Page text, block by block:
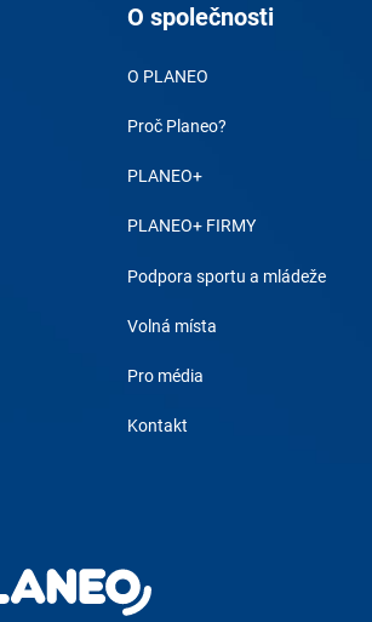
O společnosti
O PLANEO
Proč Planeo?
PLANEO+
PLANEO+ FIRMY
Podpora sportu a mládeže
Volná místa
Pro média
Kontakt